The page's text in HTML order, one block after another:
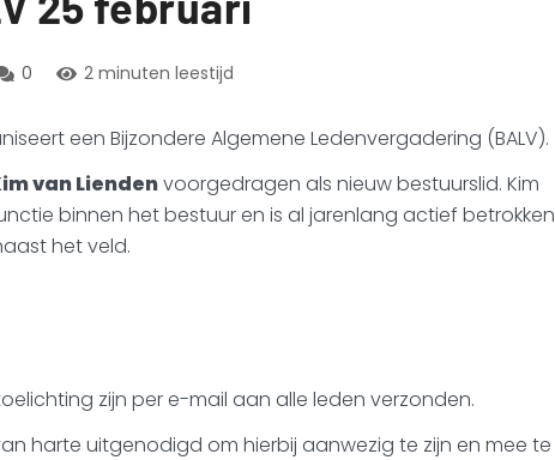
0 2 minuten leestijd
een Bijzondere Algemene Ledenvergadering (BALV).
van Liendenvoorgedragen als nieuw bestuurslid. Kim
binnen het bestuur en is al jarenlang actief betrokken
het veld.
zijn per e-mail aan alle leden verzonden.
harte uitgenodigd om hierbij aanwezig te zijn en mee te